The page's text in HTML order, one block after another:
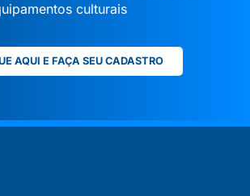
culturais
AQUI E FAÇA SEU CADASTRO